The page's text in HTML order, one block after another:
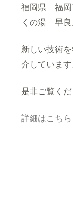
福岡県 福
くの湯 早良
新しい技術
介しています
是非ご覧くだ
詳細はこちら